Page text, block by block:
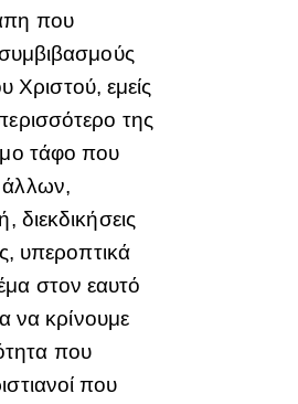
που
εμείς
της
τάφο που
άλλων,
υπεροπτικά
στον εαυτό
να κρίνουμε
που
που